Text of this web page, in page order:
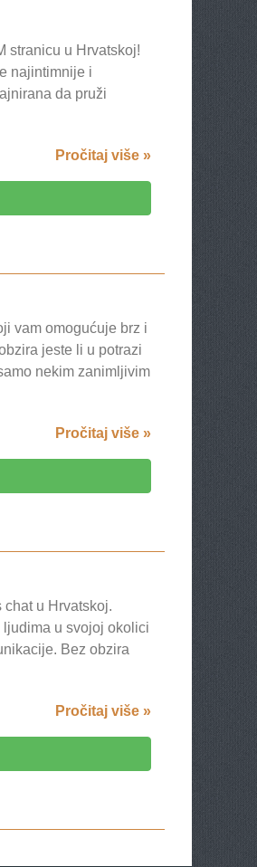
stranicu u Hrvatskoj!
najintimnije i
da pruži
Pročitaj više »
vam omogućuje brz i
jeste li u potrazi
nekim zanimljivim
Pročitaj više »
u Hrvatskoj.
ljudima u svojoj okolici
Bez obzira
Pročitaj više »